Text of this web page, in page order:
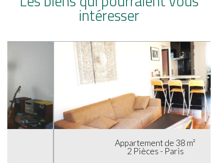
intéresser
Appartement de 38 m²
2 Pièces - Paris